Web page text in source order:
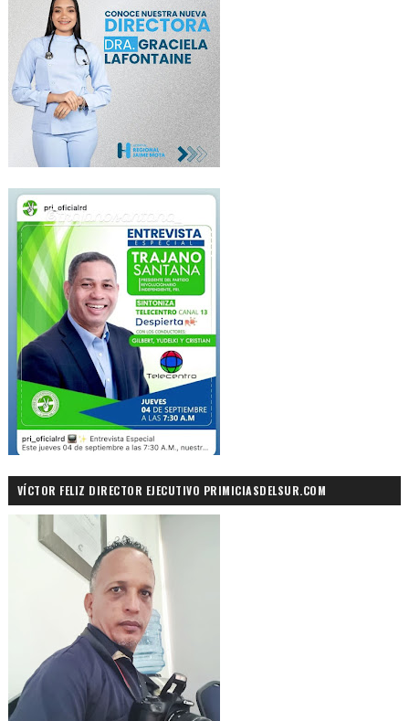
VÍCTOR FELIZ DIRECTOR EJECUTIVO PRIMICIASDELSUR.COM